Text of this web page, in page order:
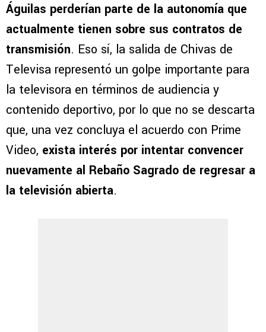
Águilas perderían parte de la autonomía que
actualmente tienen sobre sus contratos de
transmisión. Eso sí, la salida de Chivas de
Televisa representó un golpe importante para
la televisora en términos de audiencia y
contenido deportivo, por lo que no se descarta
que, una vez concluya el acuerdo con Prime
Video, exista interés por intentar convencer
nuevamente al Rebaño Sagrado de regresar a
la televisión abierta.